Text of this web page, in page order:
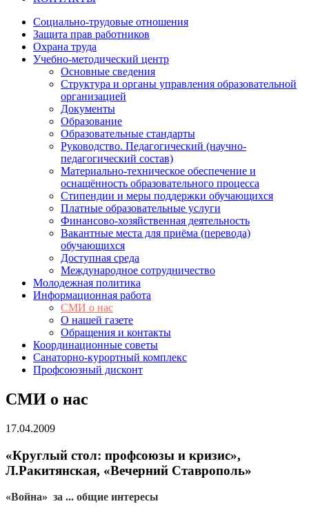
Социально-трудовые отношения
Защита прав работников
Охрана труда
Учебно-методический центр
Основные сведения
Структура и органы управления образовательной
организацией
Документы
Образование
Образовательные стандарты
Руководство. Педагогический (научно-
педагогический состав)
Материально-техническое обеспечение и
оснащённость образовательного процесса
Стипендии и меры поддержки обучающихся
Платные образовательные услуги
Финансово-хозяйственная деятельность
Вакантные места для приёма (перевода)
обучающихся
Доступная среда
Международное сотрудничество
Молодежная политика
Информационная работа
СМИ о нас
О нашей газете
Обращения и контакты
Координационные советы
Санаторно-курортный комплекс
Профсоюзный дисконт
СМИ о нас
17.04.2009
«Круглый стол: профсоюзы и кризис»,
Л.Ракитянская, «Вечерний Ставрополь»
«Война» за ... общие интересы